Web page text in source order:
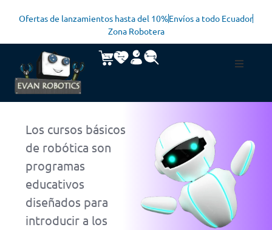
Ofertas de lanzamientos hasta del 10%Envíos a todo Ecuador
Zona Robotera
Los cursos básicos
de robótica son
programas
educativos
diseñados para
introducir a los